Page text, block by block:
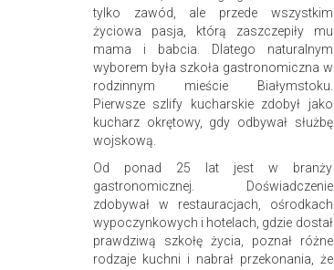
tylko zawód, ale przede wszystkim
życiowa pasja, którą zaszczepiły mu
mama i babcia. Dlatego naturalnym
wyborem była szkoła gastronomiczna w
rodzinnym mieście Białymstoku.
Pierwsze szlify kucharskie zdobył jako
kucharz okrętowy, gdy odbywał służbę
wojskową.
Od ponad 25 lat jest w branży
gastronomicznej. Doświadczenie
zdobywał w restauracjach, ośrodkach
wypoczynkowych i hotelach, gdzie dostał
prawdziwą szkołę życia, poznał różne
rodzaje kuchni i nabrał przekonania, że